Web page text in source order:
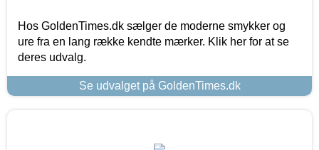
Hos GoldenTimes.dk sælger de moderne smykker og
ure fra en lang række kendte mærker. Klik her for at se
deres udvalg.
Se udvalget på GoldenTimes.dk